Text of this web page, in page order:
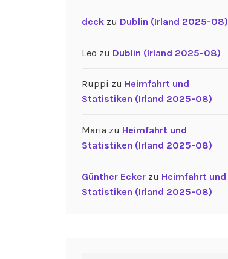
deckzu Dublin (Irland 2025-08)
Leo zu Dublin (Irland 2025-08)
Ruppi zu Heimfahrt und
Statistiken (Irland 2025-08)
Maria zu Heimfahrt und
Statistiken (Irland 2025-08)
Günther Eckerzu Heimfahrt und
Statistiken (Irland 2025-08)